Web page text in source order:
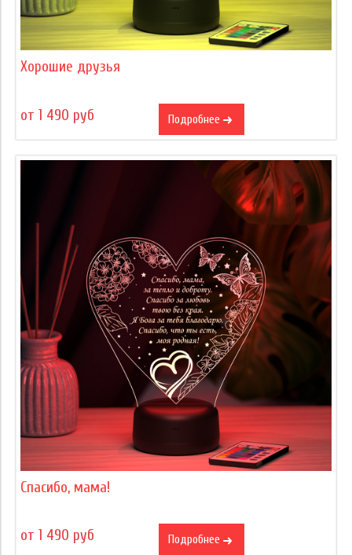
Хорошие друзья
от 1 490 руб Подробнее
Спасибо, мама!
от 1 490 руб Подробнее